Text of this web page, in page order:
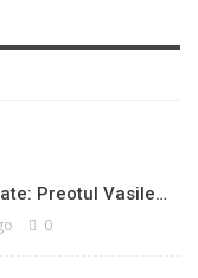
Preotul Vasile…
0